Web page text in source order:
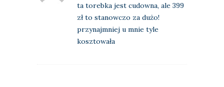
ta torebka jest cudowna, ale 399
zł to stanowczo za dużo!
przynajmniej u mnie tyle
kosztowała